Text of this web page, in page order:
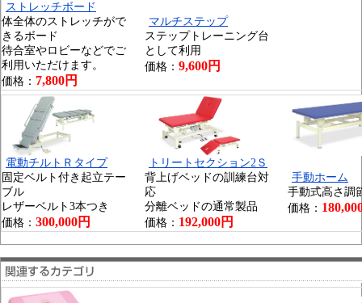
ストレッチボード
体全体のストレッチがで
きるボード
待合室やロビーなどでご
利用いただけます。
価格： 7,800円
マルチステップ
ステップトレーニング台
として利用
価格： 9,600円
電動チルトＲタイプ
固定ベルト付き起立テー
ブル
レザーベルト3本つき
価格： 300,000円
トリートセクション2Ｓ
背上げベッドの訓練台対
応
分離ベッドの通常製品
価格： 192,000円
手動ホーム
手動式高さ調
価格：